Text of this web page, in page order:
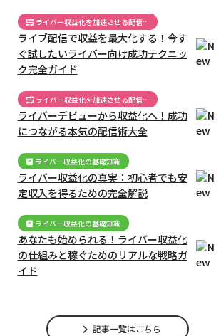
ライバー収益化を加速させる配信…
ライブ配信で収益を最大化する！今す
ぐ試したいライバー向け成功テクニッ
ク完全ガイド
ライバー収益化を加速させる配信…
ライバーデビューから収益化へ！成功
につながる本気の配信術大全
ライバー収益化の基礎知識
ライバー収益化の真実：初心者でも安
定収入を得るための完全解説
ライバー収益化の基礎知識
あなたも始められる！ライバー収益化
の仕組みと稼ぐためのリアルな戦略ガ
イド
記事一覧はこちら